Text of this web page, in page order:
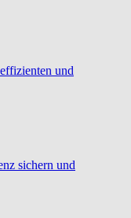
und
sichern und